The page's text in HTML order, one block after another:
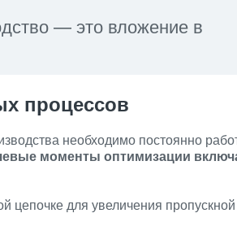
— это вложение в
процессов
необходимо постоянно
моменты оптимизации
цепочке для увеличения пропускной